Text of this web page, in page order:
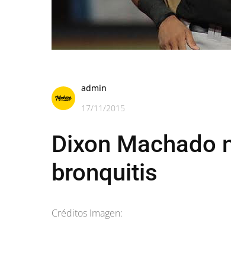
admin
17/11/2015
Dixon Machado
bronquitis
Créditos Imagen: